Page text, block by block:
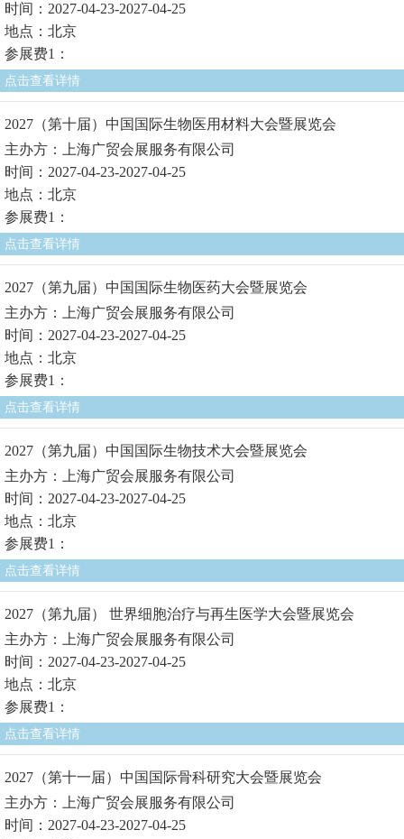
时间：2027-04-23-2027-04-25
地点：北京
参展费1：
点击查看详情
2027（第十届）中国国际生物医用材料大会暨展览会
主办方：上海广贸会展服务有限公司
时间：2027-04-23-2027-04-25
地点：北京
参展费1：
点击查看详情
2027（第九届）中国国际生物医药大会暨展览会
主办方：上海广贸会展服务有限公司
时间：2027-04-23-2027-04-25
地点：北京
参展费1：
点击查看详情
2027（第九届）中国国际生物技术大会暨展览会
主办方：上海广贸会展服务有限公司
时间：2027-04-23-2027-04-25
地点：北京
参展费1：
点击查看详情
2027（第九届） 世界细胞治疗与再生医学大会暨展览会
主办方：上海广贸会展服务有限公司
时间：2027-04-23-2027-04-25
地点：北京
参展费1：
点击查看详情
2027（第十一届）中国国际骨科研究大会暨展览会
主办方：上海广贸会展服务有限公司
时间：2027-04-23-2027-04-25